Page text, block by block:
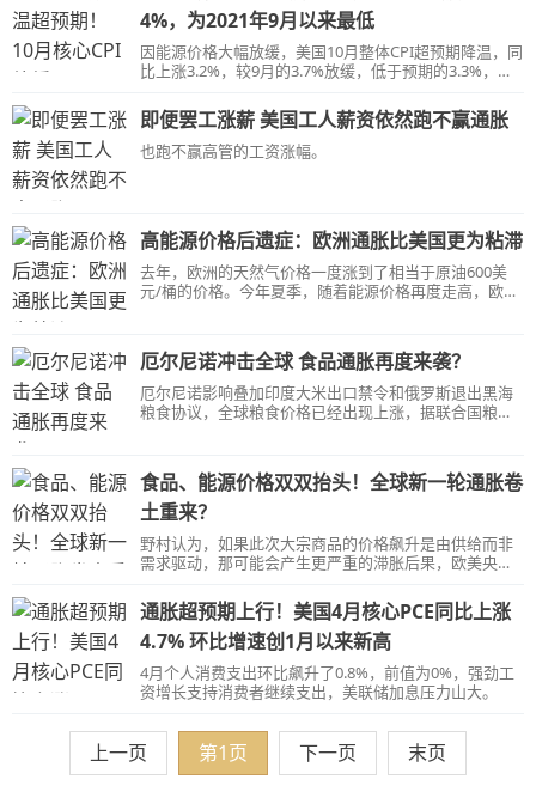
及华为全场景发布会将在上海举办；2023人工智能计算
大会AICC即将在北京启幕。
4%，为2021年9月以来最低
因能源价格大幅放缓，美国10月整体CPI超预期降温，同
比上涨3.2%，较9月的3.7%放缓，低于预期的3.3%，市
社”称，周二的通胀报告表明，美联储可能在7月份完成
了这轮历史性的加息，美国有望实现软着陆。
即便罢工涨薪 美国工人薪资依然跑不赢通胀
也跑不赢高管的工资涨幅。
高能源价格后遗症：欧洲通胀比美国更为粘滞
去年，欧洲的天然气价格一度涨到了相当于原油600美
元/桶的价格。今年夏季，随着能源价格再度走高，欧洲
期，而欧元区和英国则有可能会继续加息以遏制通胀。
厄尔尼诺冲击全球 食品通胀再度来袭？
厄尔尼诺影响叠加印度大米出口禁令和俄罗斯退出黑海
粮食协议，全球粮食价格已经出现上涨，据联合国粮农
食品、能源价格双双抬头！全球新一轮通胀卷
土重来？
野村认为，如果此次大宗商品的价格飙升是由供给而非
需求驱动，那可能会产生更严重的滞胀后果，欧美央行
通胀超预期上行！美国4月核心PCE同比上涨
4.7% 环比增速创1月以来新高
4月个人消费支出环比飙升了0.8%，前值为0%，强劲工
资增长支持消费者继续支出，美联储加息压力山大。
上一页 第1页 下一页 末页